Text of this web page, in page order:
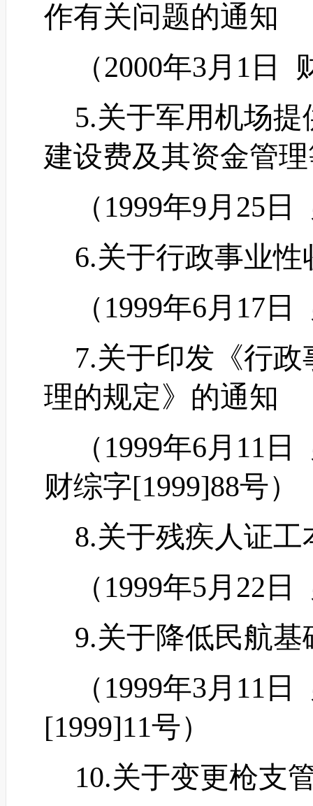
作有关问题的通知
（2000年3月1日
5.关于军用机场提
建设费及其资金管
（1999年9月25
6.关于行政事业性
（1999年6月17
7.关于印发《行政
理的规定》的通知
（1999年6月11
财综字[1999]88号）
8.关于残疾人证工
（1999年5月22
9.关于降低民航基
（1999年3月11
[1999]11号）
10.关于变更枪支